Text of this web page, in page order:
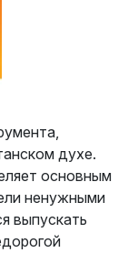
духе.
основным
ненужными
выпускать